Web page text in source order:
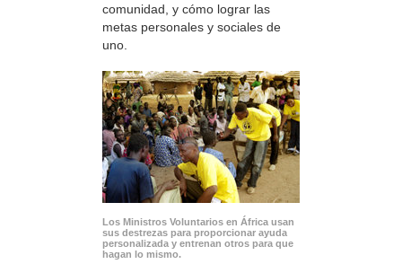
comunidad, y cómo lograr las
metas personales y sociales de
uno.
Los Ministros Voluntarios en África usan
sus destrezas para proporcionar ayuda
personalizada y entrenan otros para que
hagan lo mismo.